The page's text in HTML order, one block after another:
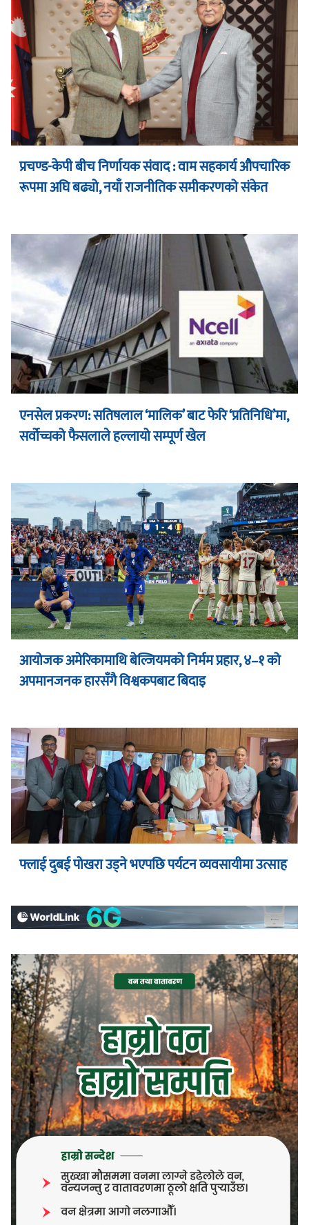
प्रचण्ड-केपी बीच निर्णायक संवाद : वाम सहकार्य औपचारिक
रूपमा अघि बढ्यो, नयाँ राजनीतिक समीकरणको संकेत
एनसेल प्रकरण: सतिषलाल ‘मालिक’ बाट फेरि ‘प्रतिनिधि’मा,
सर्वोच्चको फैसलाले हल्लायो सम्पूर्ण खेल
आयोजक अमेरिकामाथि बेल्जियमको निर्मम प्रहार, ४–१ को
अपमानजनक हारसँगै विश्वकपबाट बिदाइ
फ्लाई दुबई पोखरा उड्ने भएपछि पर्यटन व्यवसायीमा उत्साह